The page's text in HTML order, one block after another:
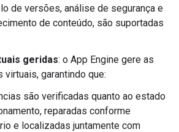
de versões, análise de segurança e
de conteúdo, são suportadas
geridas: o App Engine gere as
virtuais, garantindo que:
são verificadas quanto ao estado
reparadas conforme
e localizadas juntamente com